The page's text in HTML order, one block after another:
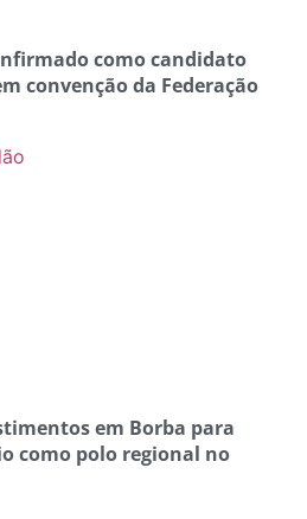
como candidato
convenção da Federação
em Borba para
como polo regional no